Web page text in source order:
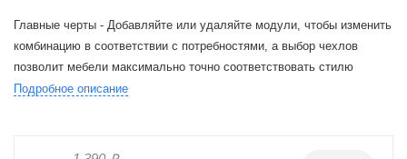
Главные черты - Добавляйте или удаляйте модули, чтобы изменить
комбинацию в соответствии с потребностями, а выбор чехлов
позволит мебели максимально точно соответствовать стилю
интерьера.
Подробное описание